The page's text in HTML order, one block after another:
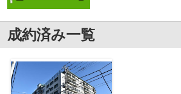
成約済み一覧